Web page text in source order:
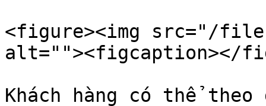
<figure><img src="/files/
alt=""><figcaption></
Khách hàng có thể